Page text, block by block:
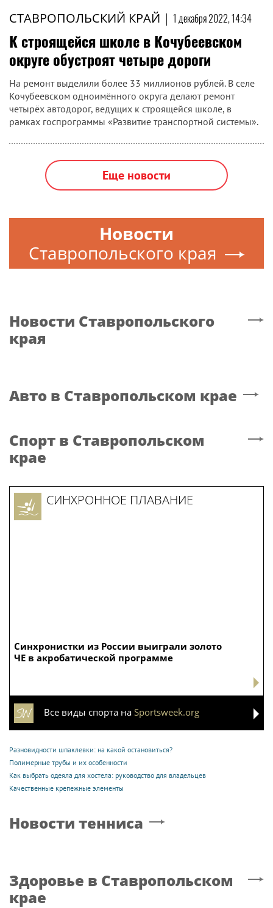
СТАВРОПОЛЬСКИЙ КРАЙ | 1 декабря 2022, 14:34
К строящейся школе в Кочубеевском
округе обустроят четыре дороги
На ремонт выделили более 33 миллионов рублей. В селе
Кочубеевском одноимённого округа делают ремонт
четырёх автодорог, ведущих к строящейся школе, в
рамках госпрограммы «Развитие транспортной системы».
Еще новости
Новости
Ставропольского края
Новости Ставропольского
края
Авто в Ставропольском крае
Спорт в Ставропольском
крае
Синхронистки из России выиграли золото
ЧЕ в акробатической программе
СИНХРОННОЕ ПЛАВАНИЕ
Все виды спорта на Sportsweek.org
Разновидности шпаклевки: на какой остановиться?
Полимерные трубы и их особенности
Как выбрать одеяла для хостела: руководство для владельцев
Качественные крепежные элементы
Новости тенниса
Здоровье в Ставропольском
крае